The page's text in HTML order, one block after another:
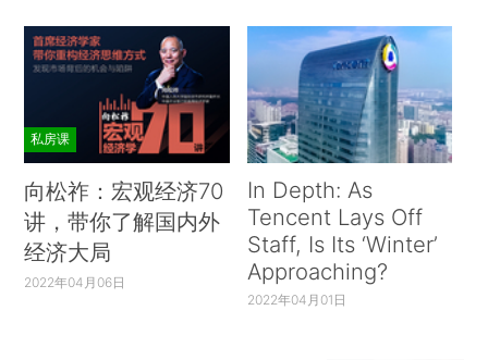
私房课
向松祚：宏观经济70
讲，带你了解国内外
经济大局
2022年04月06日
In Depth: As
Tencent Lays Off
Staff, Is Its ‘Winter’
Approaching?
2022年04月01日